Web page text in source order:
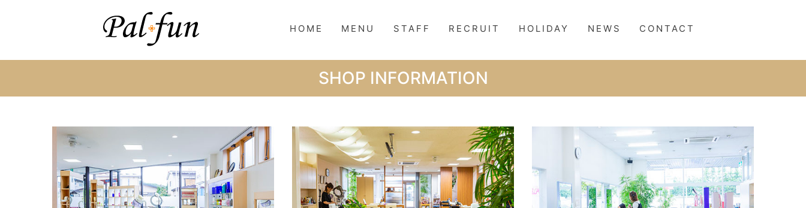
HOME MENU STAFF RECRUIT HOLIDAY NEWS CONTACT
SHOP INFORMATION